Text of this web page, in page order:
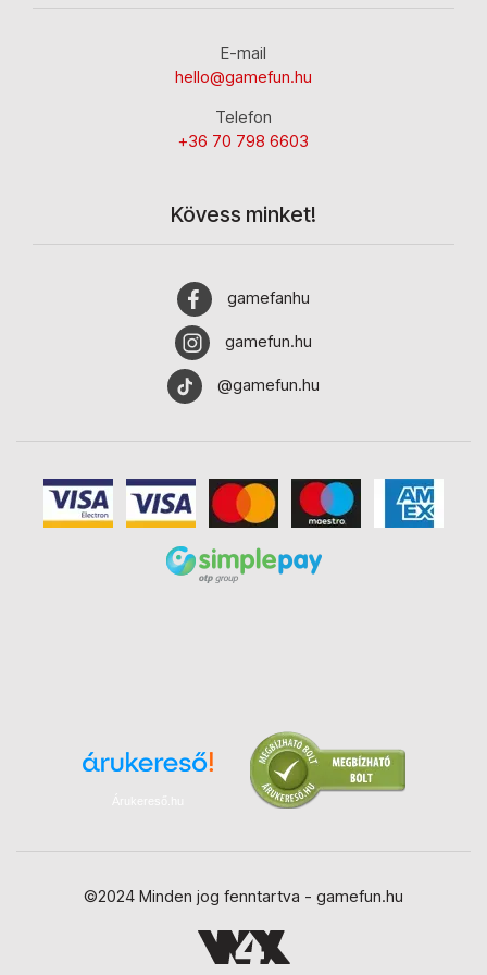
E-mail
hello@gamefun.hu
Telefon
+36 70 798 6603
Kövess minket!
gamefanhu
gamefun.hu
@gamefun.hu
Árukereső.hu
©2024 Minden jog fenntartva - gamefun.hu